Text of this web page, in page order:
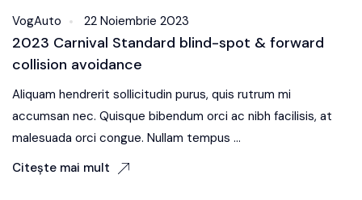
VogAuto 22 Noiembrie 2023
2023 Carnival Standard blind-spot & forward
collision avoidance
Aliquam hendrerit sollicitudin purus, quis rutrum mi
accumsan nec. Quisque bibendum orci ac nibh facilisis, at
malesuada orci congue. Nullam tempus ...
Citește mai mult